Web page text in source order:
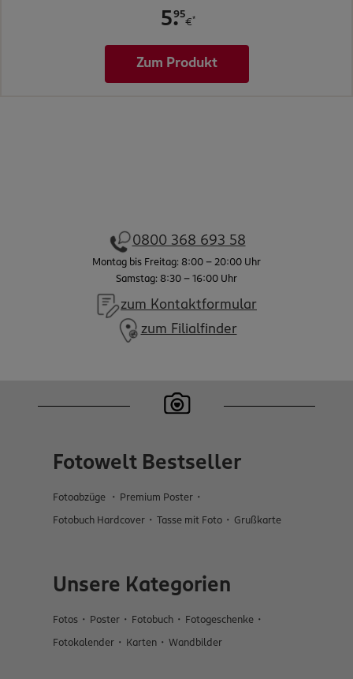
5.
95
€*
Zum Produkt
0800 368 693 58
Montag bis Freitag: 8:00 - 20:00 Uhr
Samstag: 8:30 - 16:00 Uhr
zum Kontaktformular
zum Filialfinder
Fotowelt Bestseller
Fotoabzüge Premium Poster
Fotobuch Hardcover Tasse mit Foto Grußkarte
Unsere Kategorien
Fotos Poster Fotobuch Fotogeschenke
Fotokalender Karten Wandbilder